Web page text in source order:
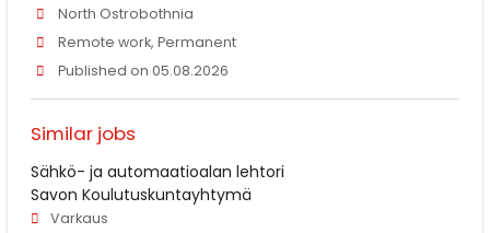
North Ostrobothnia
Remote work, Permanent
Published on 05.08.2026
Similar jobs
Sähkö- ja automaatioalan lehtori
Savon Koulutuskuntayhtymä
Varkaus